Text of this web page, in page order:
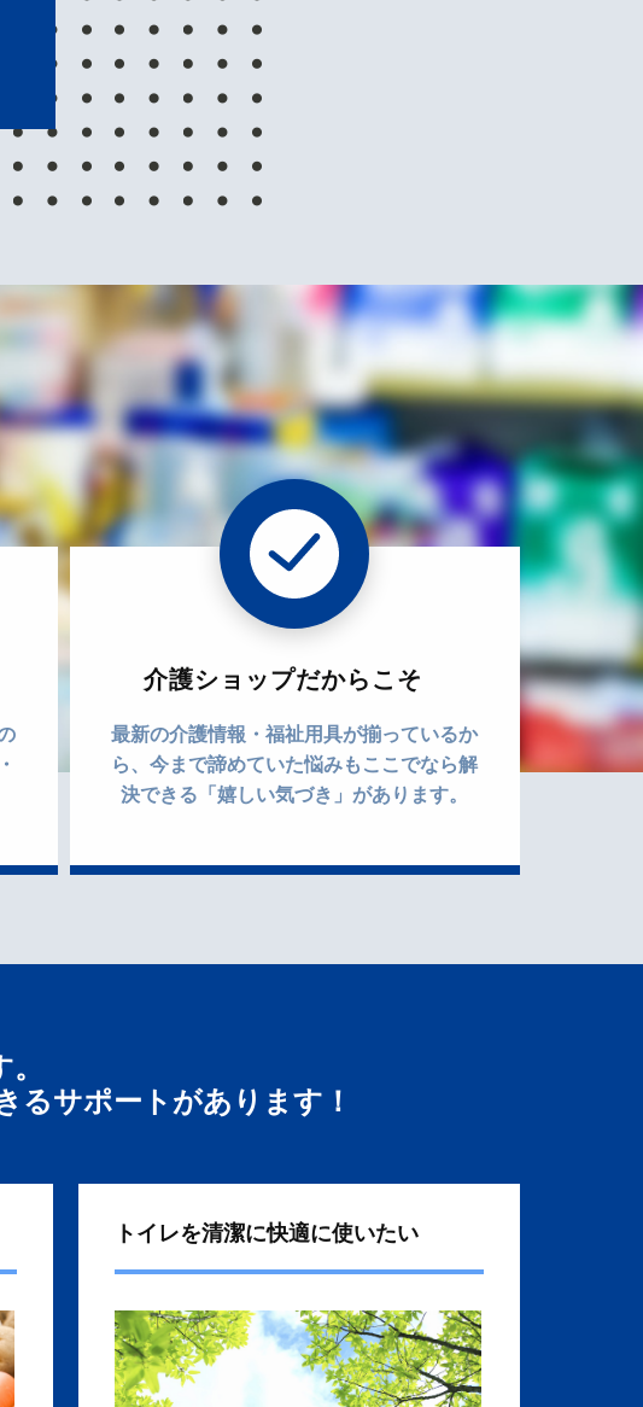
介護ショップだからこそ
最新の介護情報・福祉用具が揃っているか
ら、今まで諦めていた悩みもここでなら解
決できる「嬉しい気づき」があります。
るサポートがあります！
トイレを清潔に快適に使いたい